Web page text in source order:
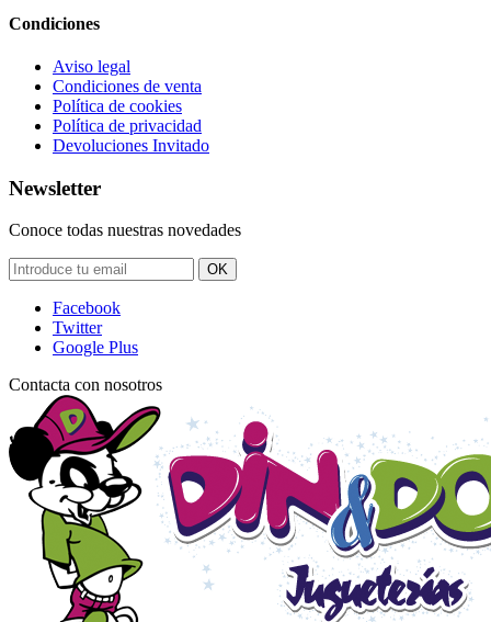
Condiciones
Aviso legal
Condiciones de venta
Política de cookies
Política de privacidad
Devoluciones Invitado
Newsletter
Conoce todas nuestras novedades
OK
Facebook
Twitter
Google Plus
Contacta con nosotros